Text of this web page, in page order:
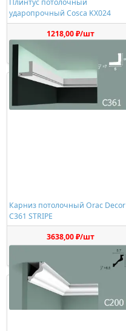
Плинтус потолочный
ударопрочный Cosca KX024
1218,00 ₽/шт
Карниз потолочный Orac Decor
C361 STRIPE
3638,00 ₽/шт